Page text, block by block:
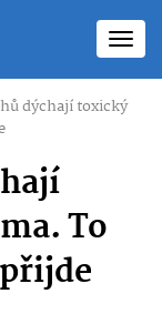
dýchají toxický
To